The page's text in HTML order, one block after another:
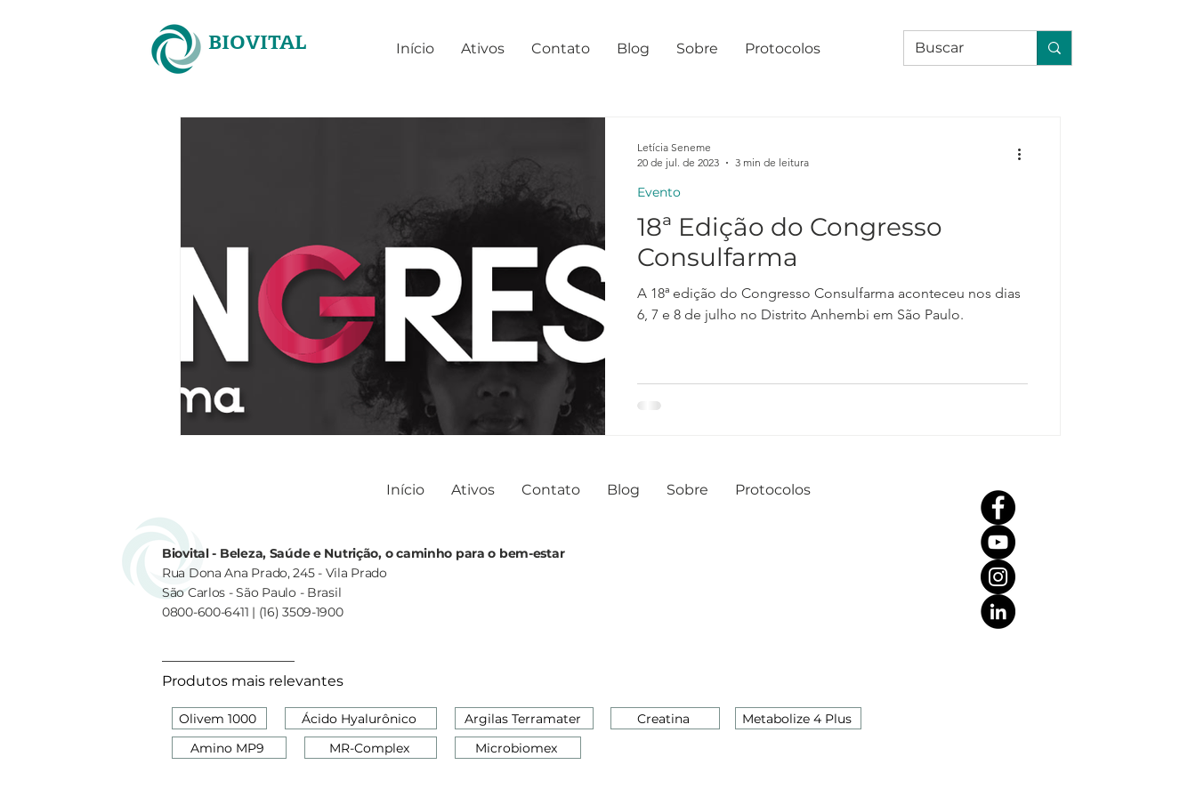
BIOVITAL Início Ativos Contato Blog Sobre Protocolos
18ª Edição do Congresso
Consulfarma
A 18ª edição do Congresso Consulfarma aconteceu nos dias
6, 7 e 8 de julho no Distrito Anhembi em São Paulo.
Evento
Letícia Seneme
20 de jul. de 2023
3 min de leitura
Biovital - Beleza, Saúde e Nutrição, o caminho para o bem-estar
Rua Dona Ana Prado, 245 - Vila Prado
São Carlos - São Paulo - Brasil
0800-600-6411 | (16) 3509-1900
Início Ativos Contato Blog Sobre Protocolos
Produtos mais relevantes
Olivem 1000
Ácido Hyalurônico
Amino MP9
MR-Complex
Argilas Terramater Creatina
Metabolize 4 Plus
Microbiomex